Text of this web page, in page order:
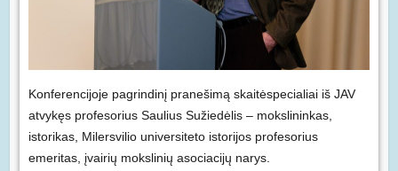
Konferencijoje pagrindinį pranešimą skaitėspecialiai iš JAV
atvykęs profesorius Saulius Sužiedėlis – mokslininkas,
istorikas, Milersvilio universiteto istorijos profesorius
emeritas, įvairių mokslinių asociacijų narys.